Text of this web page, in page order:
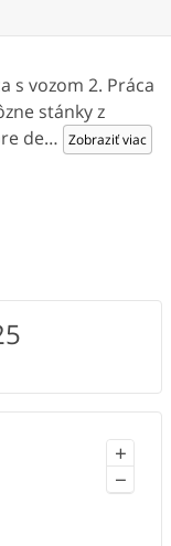
s vozom 2. Práca
stánky z
de… Zobraziť viac
+
−